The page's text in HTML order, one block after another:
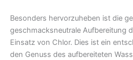
Besonders hervorzuheben ist die
geschmacksneutrale Aufbereitung
Einsatz von Chlor. Dies ist ein
den Genuss des aufbereiteten